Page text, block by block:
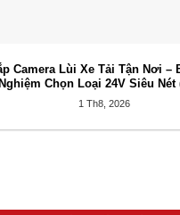
Camera Lùi Xe Tải Tận Nơi –
Nghiệm Chọn Loại 24V Siêu Nét
1 Th8, 2026